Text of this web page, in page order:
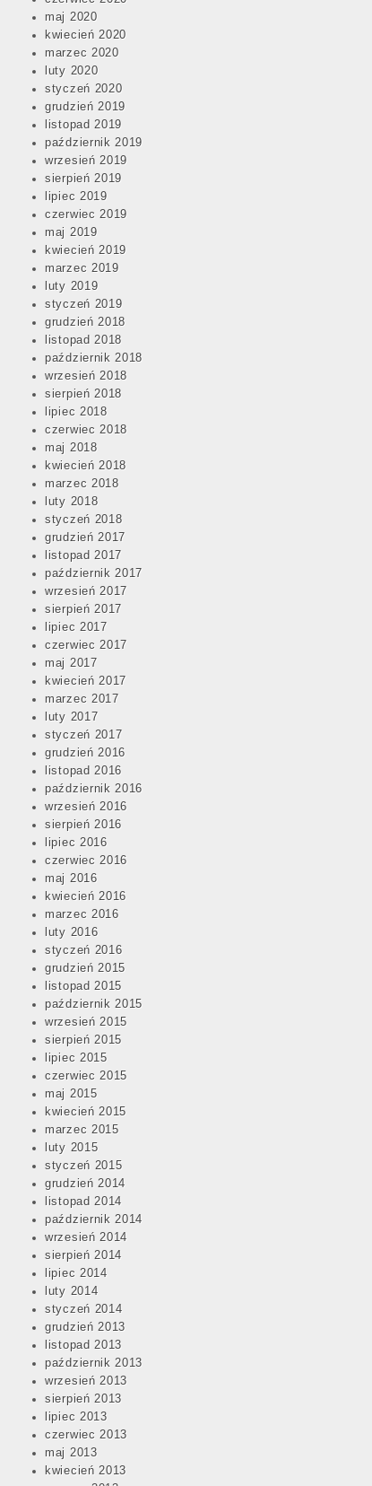
maj 2020
kwiecień 2020
marzec 2020
luty 2020
styczeń 2020
grudzień 2019
listopad 2019
październik 2019
wrzesień 2019
sierpień 2019
lipiec 2019
czerwiec 2019
maj 2019
kwiecień 2019
marzec 2019
luty 2019
styczeń 2019
grudzień 2018
listopad 2018
październik 2018
wrzesień 2018
sierpień 2018
lipiec 2018
czerwiec 2018
maj 2018
kwiecień 2018
marzec 2018
luty 2018
styczeń 2018
grudzień 2017
listopad 2017
październik 2017
wrzesień 2017
sierpień 2017
lipiec 2017
czerwiec 2017
maj 2017
kwiecień 2017
marzec 2017
luty 2017
styczeń 2017
grudzień 2016
listopad 2016
październik 2016
wrzesień 2016
sierpień 2016
lipiec 2016
czerwiec 2016
maj 2016
kwiecień 2016
marzec 2016
luty 2016
styczeń 2016
grudzień 2015
listopad 2015
październik 2015
wrzesień 2015
sierpień 2015
lipiec 2015
czerwiec 2015
maj 2015
kwiecień 2015
marzec 2015
luty 2015
styczeń 2015
grudzień 2014
listopad 2014
październik 2014
wrzesień 2014
sierpień 2014
lipiec 2014
luty 2014
styczeń 2014
grudzień 2013
listopad 2013
październik 2013
wrzesień 2013
sierpień 2013
lipiec 2013
czerwiec 2013
maj 2013
kwiecień 2013